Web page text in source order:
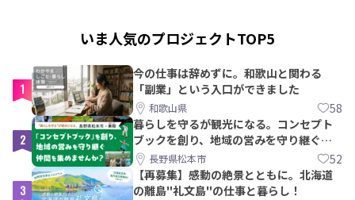
いま人気のプロジェクトTOP5
1
今の仕事は辞めずに。和歌山と関わる
「副業」という入口ができました
和歌山県 58
2
暮らしを守るが観光になる。コンセプト
ブックを創り、地域の営みを守り継ぐ仲
間を集めませんか？
長野県松本市 52
3
【再募集】感動の絶景とともに。北海道
の離島"礼文島"の仕事と暮らし！